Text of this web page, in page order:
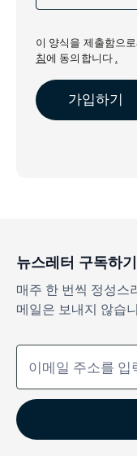
이 양식을 제출함으
침에 동의합니다.
뉴스레터 구독하기
매주 한 번씩 정성스
메일은 보내지 않습